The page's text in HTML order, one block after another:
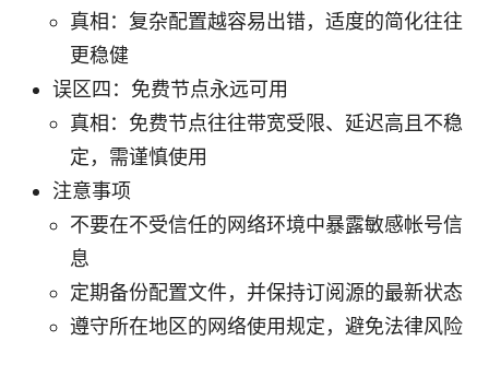
真相：复杂配置越容易出错，适度的简化往往
更稳健
误区四：免费节点永远可用
真相：免费节点往往带宽受限、延迟高且不稳
定，需谨慎使用
注意事项
不要在不受信任的网络环境中暴露敏感帐号信
息
定期备份配置文件，并保持订阅源的最新状态
遵守所在地区的网络使用规定，避免法律风险